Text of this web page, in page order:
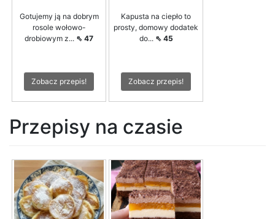
Gotujemy ją na dobrym
rosole wołowo-
drobiowym z... ⇖ 47
Zobacz przepis!
Kapusta na ciepło to
prosty, domowy dodatek
do... ⇖ 45
Zobacz przepis!
Przepisy na czasie